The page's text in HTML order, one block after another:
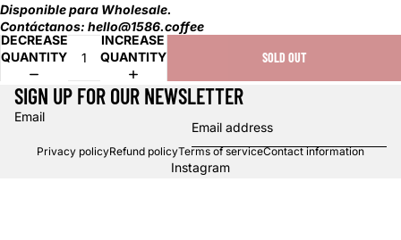
Disponible para Wholesale.
Contáctanos: hello@1586.coffee
DECREASE
QUANTITY
INCREASE
QUANTITY
SOLD OUT
SIGN UP FOR OUR NEWSLETTER
Email
Privacy policyRefund policyTerms of serviceContact information
Instagram